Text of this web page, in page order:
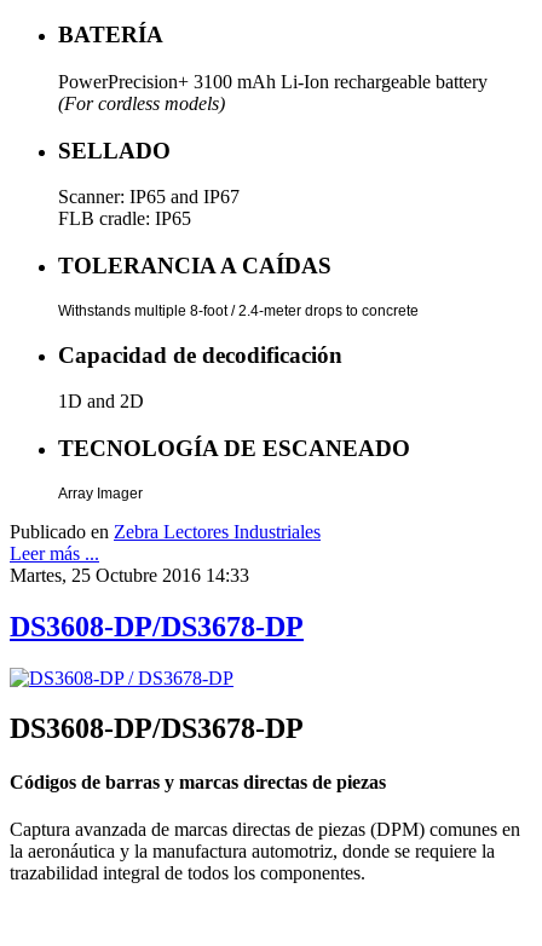
BATERÍA
PowerPrecision+ 3100 mAh Li-Ion rechargeable battery
(For cordless models)
SELLADO
Scanner: IP65 and IP67
FLB cradle: IP65
TOLERANCIA A CAÍDAS
Withstands multiple 8-foot / 2.4-meter drops to concrete
Capacidad de decodificación
1D and 2D
TECNOLOGÍA DE ESCANEADO
Array Imager
Publicado en Zebra Lectores Industriales
Leer más ...
Martes, 25 Octubre 2016 14:33
DS3608-DP/DS3678-DP
DS3608-DP/DS3678-DP
Códigos de barras y marcas directas de piezas
Captura avanzada de marcas directas de piezas (DPM) comunes en
la aeronáutica y la manufactura automotriz, donde se requiere la
trazabilidad integral de todos los componentes.